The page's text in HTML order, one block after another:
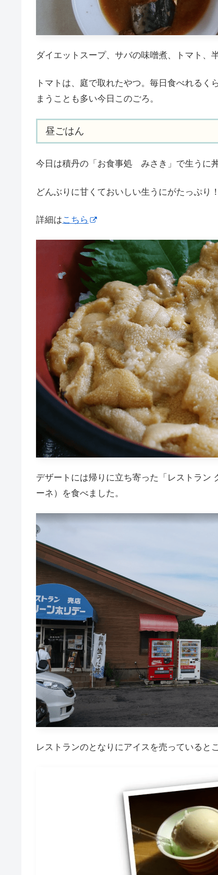
ダイエットスープ、サバの味噌煮、トマト、
トマトは、庭で取れたやつ。毎日食べれる
まうことも多い今日このごろ。
昼ごはん
今日は積丹の「お食事処 みさき」で生うに
どんぶりに甘くておいしい生うにがたっぷり
詳細はこちら
デザートには帰りに立ち寄った「レストラン
ーネ）を食べました。
レストランのとなりにアイスを売っていると